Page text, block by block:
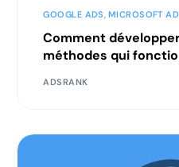
GOOGLE ADS, MICROSOFT
Comment
méthodes qui
ADSRANK